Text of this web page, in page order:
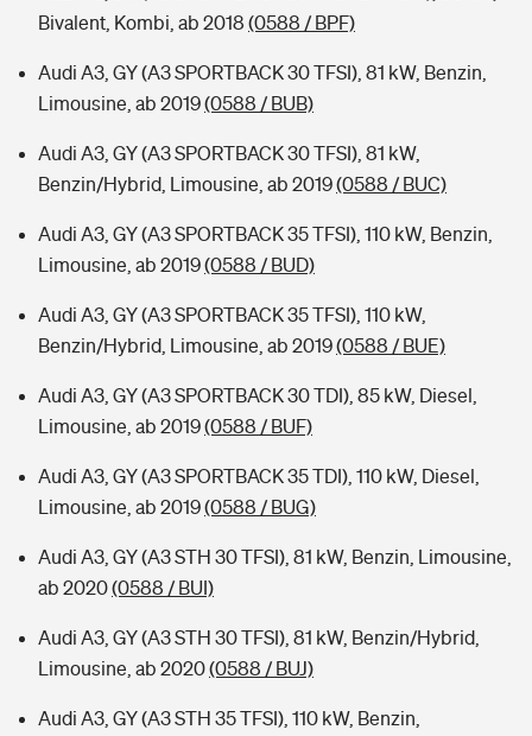
Bivalent, Kombi, ab 2018 (0588 / BPF)
Audi A3, GY (A3 SPORTBACK 30 TFSI), 81 kW, Benzin,
Limousine, ab 2019(0588 / BUB)
Audi A3, GY (A3 SPORTBACK 30 TFSI), 81 kW,
Benzin/Hybrid, Limousine, ab 2019(0588 / BUC)
Audi A3, GY (A3 SPORTBACK 35 TFSI), 110 kW, Benzin,
Limousine, ab 2019(0588 / BUD)
Audi A3, GY (A3 SPORTBACK 35 TFSI), 110 kW,
Benzin/Hybrid, Limousine, ab 2019(0588 / BUE)
Audi A3, GY (A3 SPORTBACK 30 TDI), 85 kW, Diesel,
Limousine, ab 2019(0588 / BUF)
Audi A3, GY (A3 SPORTBACK 35 TDI), 110 kW, Diesel,
Limousine, ab 2019(0588 / BUG)
Audi A3, GY (A3 STH 30 TFSI), 81 kW, Benzin, Limousine,
ab 2020(0588 / BUI)
Audi A3, GY (A3 STH 30 TFSI), 81 kW, Benzin/Hybrid,
Limousine, ab 2020(0588 / BUJ)
Audi A3, GY (A3 STH 35 TFSI), 110 kW, Benzin,